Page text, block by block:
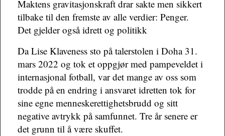
Maktens gravitasjonskraft drar sakte men sikkert
tilbake til den fremste av alle verdier: Penger.
Det gjelder også idrett og politikk
Da Lise Klaveness sto på talerstolen i Doha 31.
mars 2022 og tok et oppgjør med pampeveldet i
internasjonal fotball, var det mange av oss som
trodde på en endring i ansvaret idretten tok for
sine egne menneskerettighetsbrudd og sitt
negative avtrykk på samfunnet. Tre år senere er
det grunn til å være skuffet.